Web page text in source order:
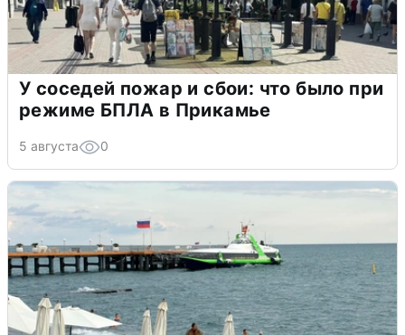
У соседей пожар и сбои: что было при
режиме БПЛА в Прикамье
5 августа 0